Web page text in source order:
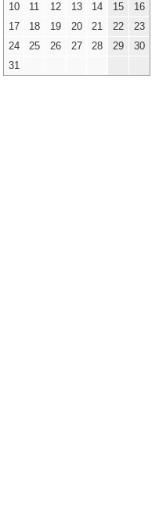
10
11 12 13 14 15
16
17
18 19 20 21 22
23
24
25 26 27 28 29
30
31